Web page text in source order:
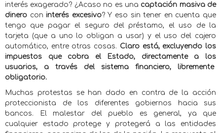
interés exagerado? ¿Acaso no es una captación masiva de
dinero con interés excesivo? Y eso sin tener en cuenta que
tengo que pagar el seguro del préstamo, el uso de la
tarjeta (que a uno lo obligan a usar) y el uso del cajero
automático, entre otras cosas. Claro está, excluyendo los
impuestos que cobra el Estado, directamente a los
usuarios, a través del sistema financiero, libremente
obligatorio.
Muchas protestas se han dado en contra de la acción
proteccionista de los diferentes gobiernos hacia sus
bancos. El malestar del pueblo es general, ya que
cualquier estado protege y protegerá a las entidades